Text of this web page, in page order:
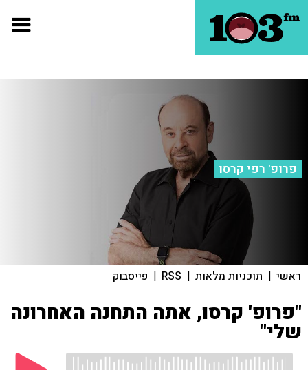
פרופ' רפי קרסו
ראשי | תוכניות מלאות |
RSS
| פייסבוק
"פרופ' קרסו, אתה התחנה האחרונה
שלי"